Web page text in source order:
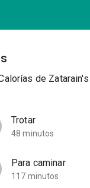
de Zatarain's
Trotar
48 minutos
Para caminar
117 minutos